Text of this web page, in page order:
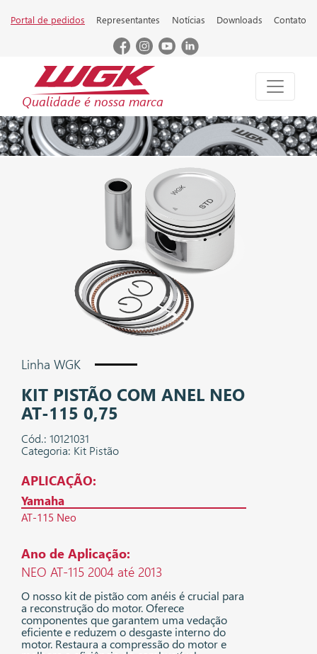
Portal de pedidos Representantes Notícias Downloads Contato
Qualidade é nossa marca
Linha WGK
KIT PISTÃO COM ANEL NEO
AT-115 0,75
Cód.: 10121031
Categoria: Kit Pistão
APLICAÇÃO:
Yamaha
AT-115 Neo
Ano de Aplicação:
NEO AT-115 2004 até 2013
O nosso kit de pistão com anéis é crucial para
a reconstrução do motor. Oferece
componentes que garantem uma vedação
eficiente e reduzem o desgaste interno do
motor. Restaura a compressão do motor e